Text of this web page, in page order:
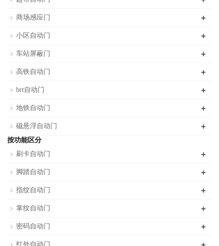
商场感应门 +
小区自动门 +
车站屏蔽门 +
高铁自动门 +
brt自动门 +
地铁自动门 +
磁悬浮自动门 +
按功能区分
刷卡自动门
+
脚踏自动门 +
指纹自动门 +
掌纹自动门 +
密码自动门 +
红外自动门